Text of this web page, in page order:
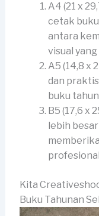
A4 (21 x
cetak
antara
visual
A5 (14,8 x
dan
buku
B5 (17,6 x
lebih
Kita
Buku Tahunan